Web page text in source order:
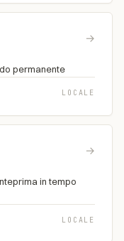
→
permanente
LOCALE
→
in tempo
LOCALE